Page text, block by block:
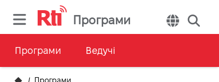
Програми
Програми Ведучі
/ Програми